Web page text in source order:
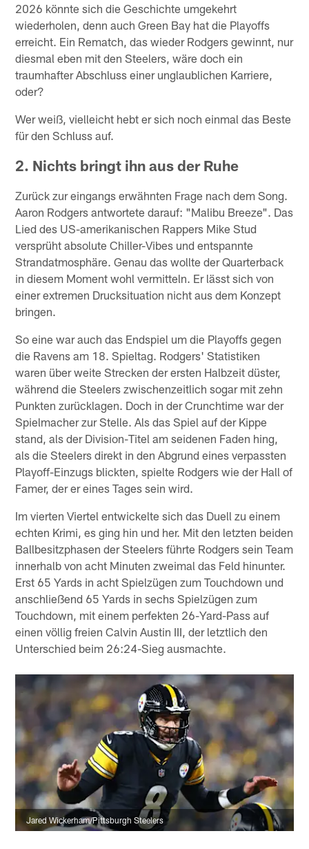
2026 könnte sich die Geschichte umgekehrt
wiederholen, denn auch Green Bay hat die Playoffs
erreicht. Ein Rematch, das wieder Rodgers gewinnt, nur
diesmal eben mit den Steelers, wäre doch ein
traumhafter Abschluss einer unglaublichen Karriere,
oder?
Wer weiß, vielleicht hebt er sich noch einmal das Beste
für den Schluss auf.
2. Nichts bringt ihn aus der Ruhe
Zurück zur eingangs erwähnten Frage nach dem Song.
Aaron Rodgers antwortete darauf: "Malibu Breeze". Das
Lied des US-amerikanischen Rappers Mike Stud
versprüht absolute Chiller-Vibes und entspannte
Strandatmosphäre. Genau das wollte der Quarterback
in diesem Moment wohl vermitteln. Er lässt sich von
einer extremen Drucksituation nicht aus dem Konzept
bringen.
So eine war auch das Endspiel um die Playoffs gegen
die Ravens am 18. Spieltag. Rodgers' Statistiken
waren über weite Strecken der ersten Halbzeit düster,
während die Steelers zwischenzeitlich sogar mit zehn
Punkten zurücklagen. Doch in der Crunchtime war der
Spielmacher zur Stelle. Als das Spiel auf der Kippe
stand, als der Division-Titel am seidenen Faden hing,
als die Steelers direkt in den Abgrund eines verpassten
Playoff-Einzugs blickten, spielte Rodgers wie der Hall of
Famer, der er eines Tages sein wird.
Im vierten Viertel entwickelte sich das Duell zu einem
echten Krimi, es ging hin und her. Mit den letzten beiden
Ballbesitzphasen der Steelers führte Rodgers sein Team
innerhalb von acht Minuten zweimal das Feld hinunter.
Erst 65 Yards in acht Spielzügen zum Touchdown und
anschließend 65 Yards in sechs Spielzügen zum
Touchdown, mit einem perfekten 26-Yard-Pass auf
einen völlig freien Calvin Austin III, der letztlich den
Unterschied beim 26:24-Sieg ausmachte.
Jared Wickerham/Pittsburgh Steelers